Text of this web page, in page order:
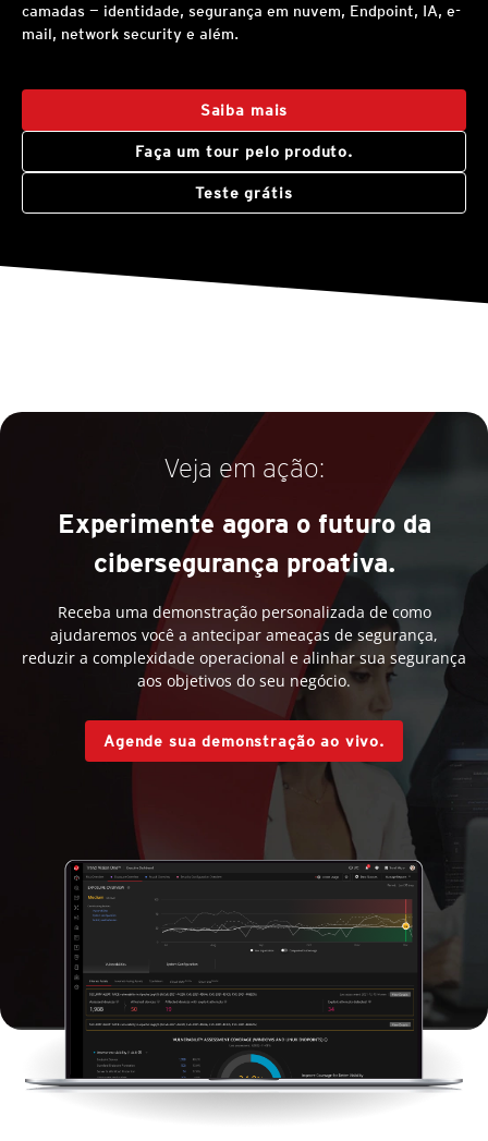
camadas — identidade, segurança em nuvem, Endpoint, IA, e-
mail, network security e além.
Saiba mais
Faça um tour pelo produto.
Teste grátis
Veja em ação:
Experimente agora o futuro da
cibersegurança proativa.
Receba uma demonstração personalizada de como
ajudaremos você a antecipar ameaças de segurança,
reduzir a complexidade operacional e alinhar sua segurança
aos objetivos do seu negócio.
Agende sua demonstração ao vivo.